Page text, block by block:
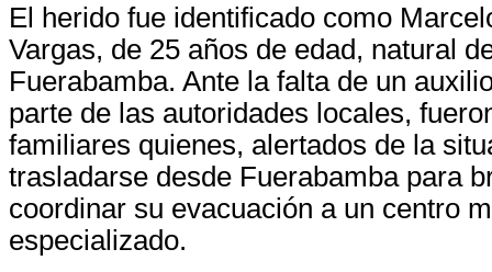
El herido fue identificado como
Vargas, de 25 años de edad, natural
Fuerabamba. Ante la falta de un
parte de las autoridades locales,
familiares quienes, alertados de la
trasladarse desde Fuerabamba para
coordinar su evacuación a un centro
especializado.